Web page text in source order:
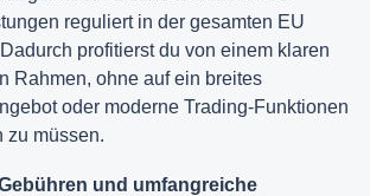
reguliert in der gesamten EU
profitierst du von einem klaren
Rahmen, ohne auf ein breites
oder moderne Trading-Funktionen
zu müssen.
und umfangreiche